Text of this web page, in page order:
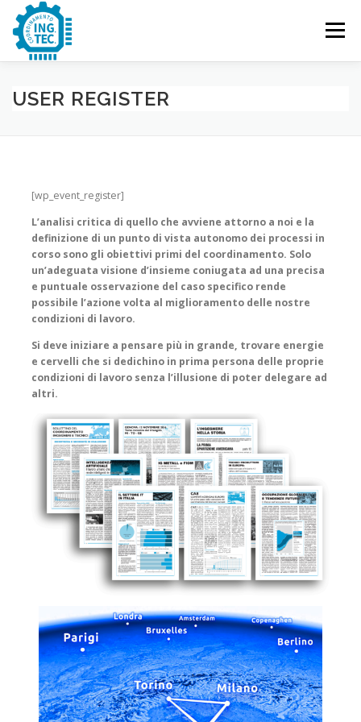
Passa
contenuto
Menu
CHI SIAMO PUBBLICAZIONI
USER REGISTER
[wp_event_register]
L’analisi critica di quello che avviene attorno a noi e la
definizione di un punto di vista autonomo dei processi in
corso sono gli obiettivi primi del coordinamento. Solo
un’adeguata visione d’insieme coniugata ad una precisa
e puntuale osservazione del caso specifico rende
possibile l’azione volta al miglioramento delle nostre
condizioni di lavoro.
Si deve iniziare a pensare più in grande, trovare energie
e cervelli che si dedichino in prima persona delle proprie
condizioni di lavoro senza l’illusione di poter delegare ad
altri.